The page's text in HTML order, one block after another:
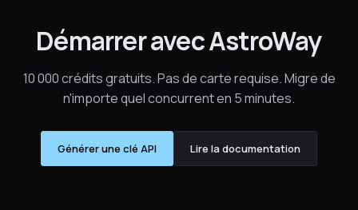
Démarrer avec AstroWay
10 000 crédits gratuits. Pas de carte requise. Migre de
n'importe quel concurrent en 5 minutes.
Générer une clé API Lire la documentation